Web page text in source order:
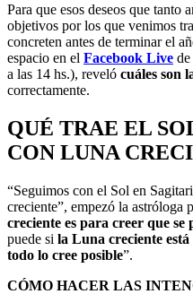
Para que esos deseos que tanto
objetivos por los que venimos
concreten antes de terminar el
espacio en el Facebook Live
a las 14 hs.), reveló cuáles son
correctamente.
QUÉ TRAE EL
CON LUNA
“Seguimos con el Sol en
creciente”, empezó la astróloga
creciente es para creer que se
puede si la Luna creciente está
todo lo cree posible”.
CÓMO HACER LAS